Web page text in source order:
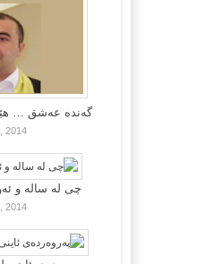
گه‌نده‌ عه‌شق …
2014
چی لە سالە و
2014